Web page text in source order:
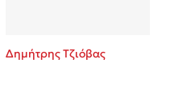
Δημήτρης Τζιόβας